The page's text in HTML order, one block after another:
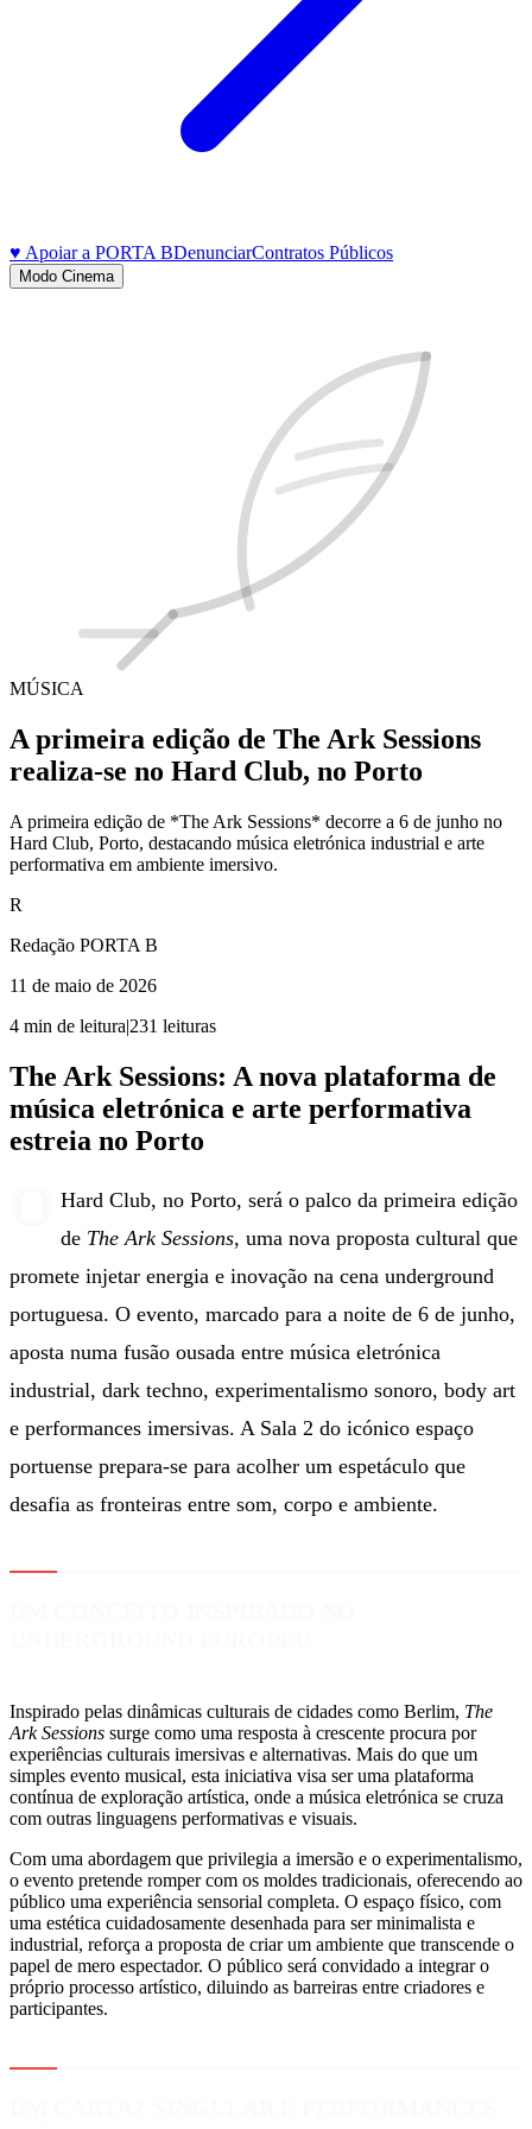
♥ Apoiar a PORTA BDenunciarContratos Públicos
Modo Cinema
MÚSICA
A primeira edição de The Ark Sessions
realiza-se no Hard Club, no Porto
A primeira edição de *The Ark Sessions* decorre a 6 de junho no
Hard Club, Porto, destacando música eletrónica industrial e arte
performativa em ambiente imersivo.
R
Redação PORTA B
11 de maio de 2026
4 min de leitura|231 leituras
The Ark Sessions: A nova plataforma de
música eletrónica e arte performativa
estreia no Porto
Hard Club, no Porto, será o palco da primeira edição
de The Ark Sessions, uma nova proposta cultural que
promete injetar energia e inovação na cena underground
portuguesa. O evento, marcado para a noite de 6 de junho,
aposta numa fusão ousada entre música eletrónica
industrial, dark techno, experimentalismo sonoro, body art
e performances imersivas. A Sala 2 do icónico espaço
portuense prepara-se para acolher um espetáculo que
desafia as fronteiras entre som, corpo e ambiente.
Inspirado pelas dinâmicas culturais de cidades como Berlim, The
Ark Sessions surge como uma resposta à crescente procura por
experiências culturais imersivas e alternativas. Mais do que um
simples evento musical, esta iniciativa visa ser uma plataforma
contínua de exploração artística, onde a música eletrónica se cruza
com outras linguagens performativas e visuais.
Com uma abordagem que privilegia a imersão e o experimentalismo,
o evento pretende romper com os moldes tradicionais, oferecendo ao
público uma experiência sensorial completa. O espaço físico, com
uma estética cuidadosamente desenhada para ser minimalista e
industrial, reforça a proposta de criar um ambiente que transcende o
papel de mero espectador. O público será convidado a integrar o
próprio processo artístico, diluindo as barreiras entre criadores e
participantes.